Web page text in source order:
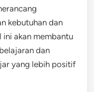
kebutuhan dan
akan membantu
dan
yang lebih positif